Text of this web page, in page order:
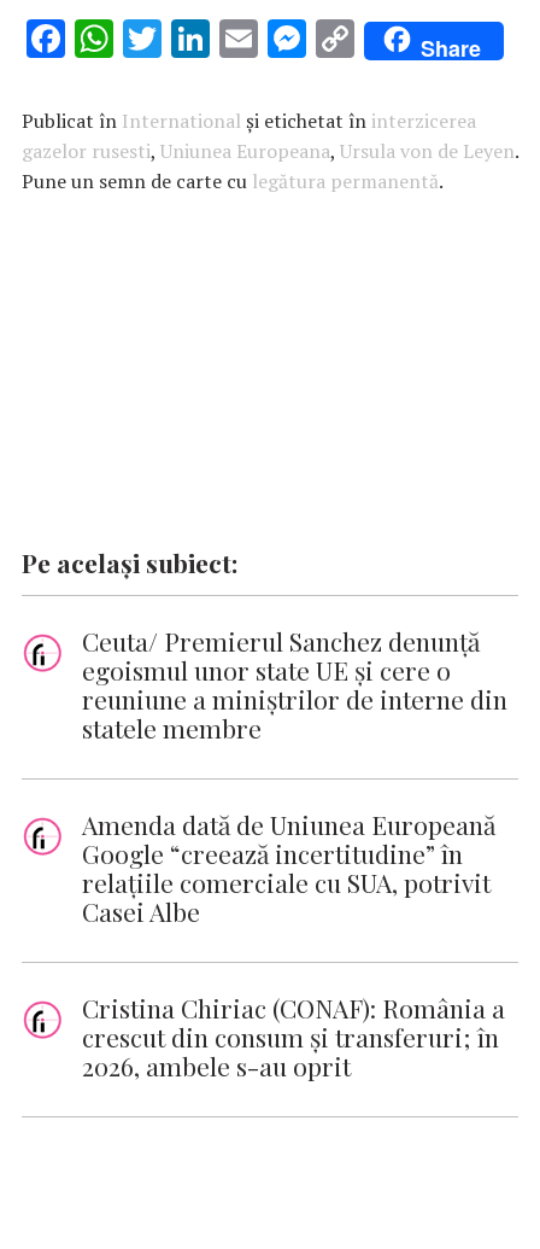
F
e
b
o
W
at
s
A
T
it
te
r
Li
k
e
dI
E
ai
l
M
se
n
g
C
o
p
y
Li
Share
Publicat în International și etichetat îninterzicerea
gazelor rusesti, Uniunea Europeana, Ursula von de Leyen.
Pune un semn de carte cu legătura permanentă.
Pe același subiect:
Ceuta/ Premierul Sanchez denunţă
egoismul unor state UE şi cere o
reuniune a miniştrilor de interne din
statele membre
Amenda dată de Uniunea Europeană
Google “creează incertitudine” în
relaţiile comerciale cu SUA, potrivit
Casei Albe
Cristina Chiriac (CONAF): România a
crescut din consum şi transferuri; în
2026, ambele s-au oprit